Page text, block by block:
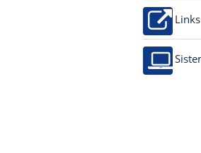
Links